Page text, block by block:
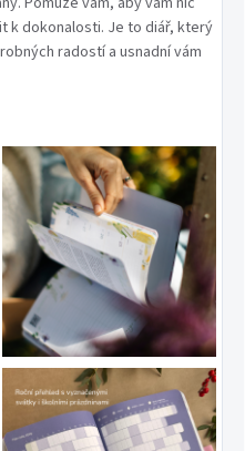
k dokonalosti. Je to diář, který
radostí a usnadní vám